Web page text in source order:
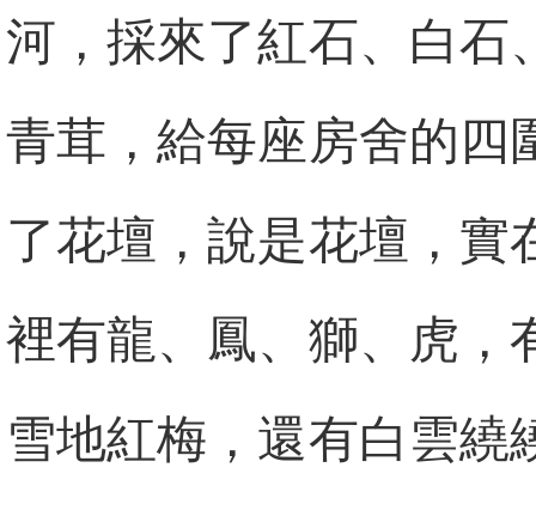
河，採來了紅石、白石
青茸，給每座房舍的四
了花壇，說是花壇，實
裡有龍、鳳、獅、虎，
雪地紅梅，還有白雲繞